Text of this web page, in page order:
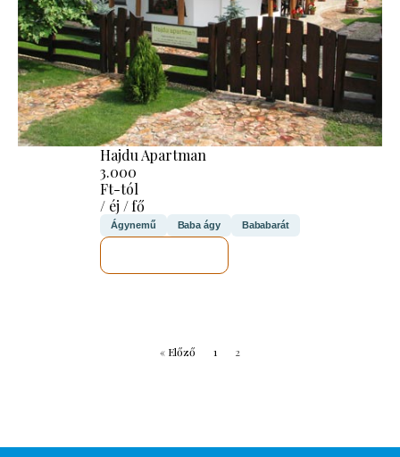
Hajdu Apartman
3.000
Ft-tól
/ éj / fő
Ágynemű Baba ágy Bababarát
« Előző 1 2